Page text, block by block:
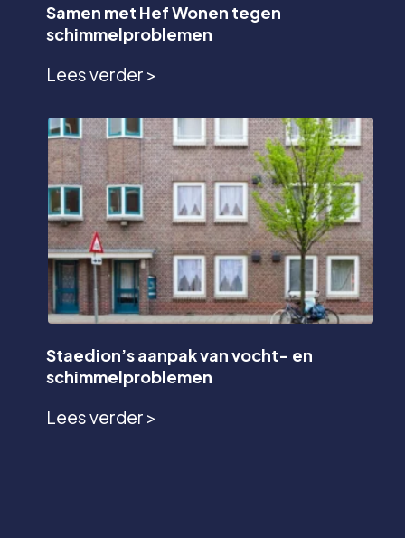
Samen met Hef Wonen tegen
schimmelproblemen
Lees verder >
Staedion’s aanpak van vocht- en
schimmelproblemen
Lees verder >